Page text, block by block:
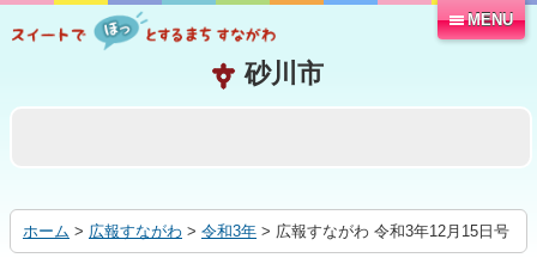
る
MENU
ホーム > 広報すながわ > 令和3年 > 広報すながわ 令和3年12月15日号